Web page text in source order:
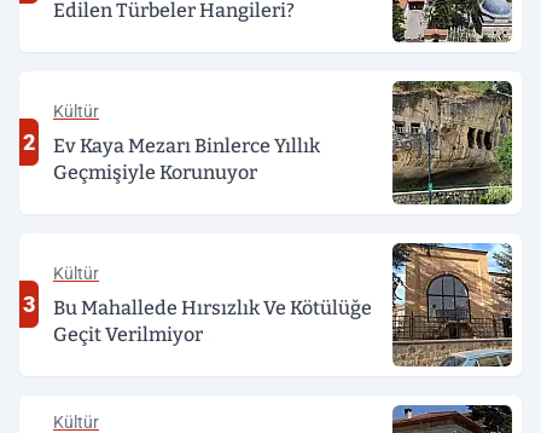
Edilen Türbeler Hangileri?
2
Kültür
Ev Kaya Mezarı Binlerce Yıllık
Geçmişiyle Korunuyor
3
Kültür
Bu Mahallede Hırsızlık Ve Kötülüğe
Geçit Verilmiyor
Kültür